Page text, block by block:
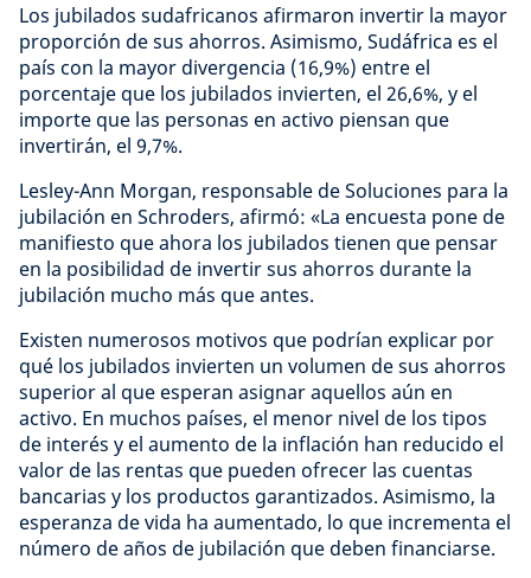
Los jubilados sudafricanos afirmaron invertir la mayor
proporción de sus ahorros. Asimismo, Sudáfrica es el
país con la mayor divergencia (16,9%) entre el
porcentaje que los jubilados invierten, el 26,6%, y el
importe que las personas en activo piensan que
invertirán, el 9,7%.
Lesley-Ann Morgan, responsable de Soluciones para la
jubilación en Schroders, afirmó: «La encuesta pone de
manifiesto que ahora los jubilados tienen que pensar
en la posibilidad de invertir sus ahorros durante la
jubilación mucho más que antes.
Existen numerosos motivos que podrían explicar por
qué los jubilados invierten un volumen de sus ahorros
superior al que esperan asignar aquellos aún en
activo. En muchos países, el menor nivel de los tipos
de interés y el aumento de la inflación han reducido el
valor de las rentas que pueden ofrecer las cuentas
bancarias y los productos garantizados. Asimismo, la
esperanza de vida ha aumentado, lo que incrementa el
número de años de jubilación que deben financiarse.